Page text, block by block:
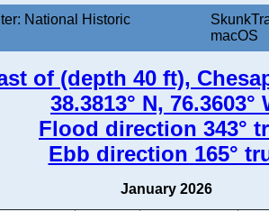
National Historic
macOS
of (depth 40 ft),
38.3813° N, 76.3603°
Flood direction 343°
Ebb direction 165°
January 2026